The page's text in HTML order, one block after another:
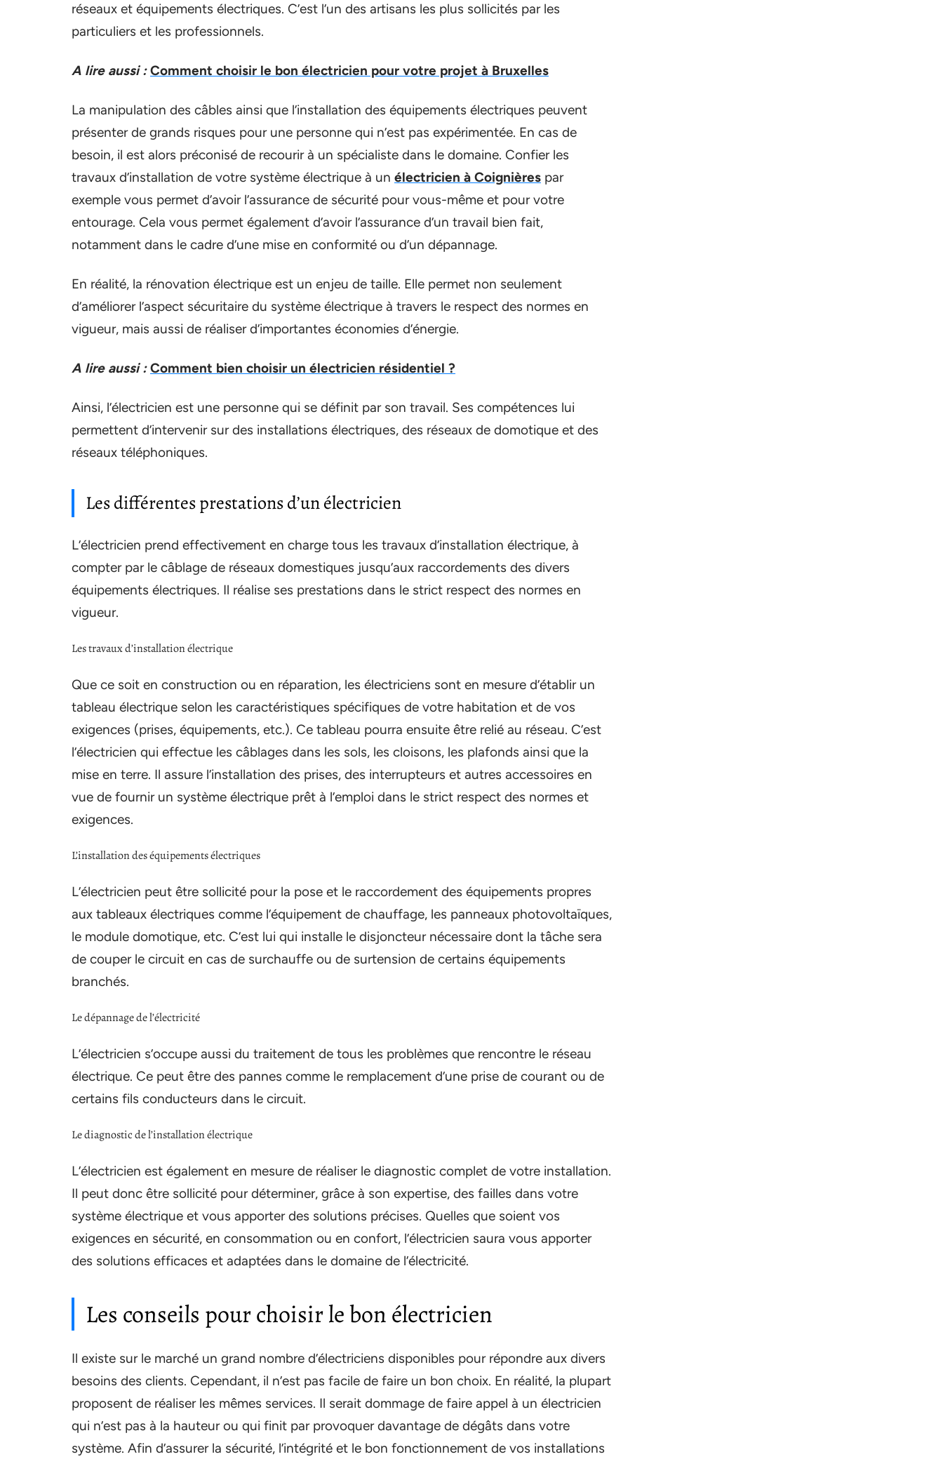
réseaux et équipements électriques. C’est l’un des artisans les plus sollicités par les
particuliers et les professionnels.
A lire aussi : Comment choisir le bon électricien pour votre projet à Bruxelles
La manipulation des câbles ainsi que l’installation des équipements électriques peuvent
présenter de grands risques pour une personne qui n’est pas expérimentée. En cas de
besoin, il est alors préconisé de recourir à un spécialiste dans le domaine. Confier les
travaux d’installation de votre système électrique à un électricien à Coignières par
exemple vous permet d’avoir l’assurance de sécurité pour vous-même et pour votre
entourage. Cela vous permet également d’avoir l’assurance d’un travail bien fait,
notamment dans le cadre d’une mise en conformité ou d’un dépannage.
En réalité, la rénovation électrique est un enjeu de taille. Elle permet non seulement
d’améliorer l’aspect sécuritaire du système électrique à travers le respect des normes en
vigueur, mais aussi de réaliser d’importantes économies d’énergie.
A lire aussi : Comment bien choisir un électricien résidentiel ?
Ainsi, l’électricien est une personne qui se définit par son travail. Ses compétences lui
permettent d’intervenir sur des installations électriques, des réseaux de domotique et des
réseaux téléphoniques.
Les différentes prestations d’un électricien
L’électricien prend effectivement en charge tous les travaux d’installation électrique, à
compter par le câblage de réseaux domestiques jusqu’aux raccordements des divers
équipements électriques. Il réalise ses prestations dans le strict respect des normes en
vigueur.
Les travaux d’installation électrique
Que ce soit en construction ou en réparation, les électriciens sont en mesure d’établir un
tableau électrique selon les caractéristiques spécifiques de votre habitation et de vos
exigences (prises, équipements, etc.). Ce tableau pourra ensuite être relié au réseau. C’est
l’électricien qui effectue les câblages dans les sols, les cloisons, les plafonds ainsi que la
mise en terre. Il assure l’installation des prises, des interrupteurs et autres accessoires en
vue de fournir un système électrique prêt à l’emploi dans le strict respect des normes et
exigences.
L’installation des équipements électriques
L’électricien peut être sollicité pour la pose et le raccordement des équipements propres
aux tableaux électriques comme l’équipement de chauffage, les panneaux photovoltaïques,
le module domotique, etc. C’est lui qui installe le disjoncteur nécessaire dont la tâche sera
de couper le circuit en cas de surchauffe ou de surtension de certains équipements
branchés.
Le dépannage de l’électricité
L’électricien s’occupe aussi du traitement de tous les problèmes que rencontre le réseau
électrique. Ce peut être des pannes comme le remplacement d’une prise de courant ou de
certains fils conducteurs dans le circuit.
Le diagnostic de l’installation électrique
L’électricien est également en mesure de réaliser le diagnostic complet de votre installation.
Il peut donc être sollicité pour déterminer, grâce à son expertise, des failles dans votre
système électrique et vous apporter des solutions précises. Quelles que soient vos
exigences en sécurité, en consommation ou en confort, l’électricien saura vous apporter
des solutions efficaces et adaptées dans le domaine de l’électricité.
Les conseils pour choisir le bon électricien
Il existe sur le marché un grand nombre d’électriciens disponibles pour répondre aux divers
besoins des clients. Cependant, il n’est pas facile de faire un bon choix. En réalité, la plupart
proposent de réaliser les mêmes services. Il serait dommage de faire appel à un électricien
qui n’est pas à la hauteur ou qui finit par provoquer davantage de dégâts dans votre
système. Afin d’assurer la sécurité, l’intégrité et le bon fonctionnement de vos installations